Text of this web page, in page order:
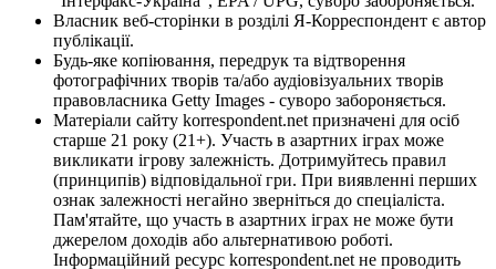
Власник веб-сторінки в розділі Я-Корреспондент є автор
публікації.
Будь-яке копіювання, передрук та відтворення
фотографічних творів та/або аудіовізуальних творів
правовласника Getty Images - суворо забороняється.
Матеріали сайту korrespondent.net призначені для осіб
старше 21 року (21+). Участь в азартних іграх може
викликати ігрову залежність. Дотримуйтесь правил
(принципів) відповідальної гри. При виявленні перших
ознак залежності негайно зверніться до спеціаліста.
Пам'ятайте, що участь в азартних іграх не може бути
джерелом доходів або альтернативою роботі.
Інформаційний ресурс korrespondent.net не проводить